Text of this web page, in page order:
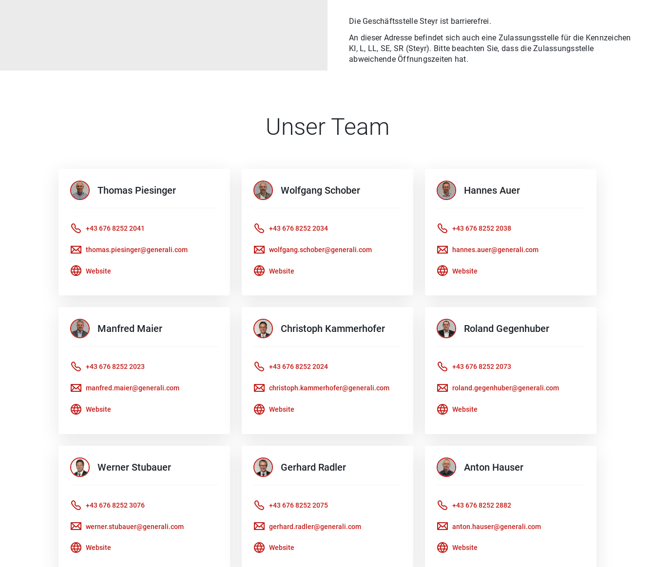
Die Geschäftsstelle Steyrist barrierefrei.
An dieser Adresse befindet sich auch eine Zulassungsstelle für die Kennzeichen
KI, L, LL, SE, SR (Steyr). Bitte beachten Sie, dass die Zulassungsstelle
abweichende Öffnungszeiten hat.
Unser Team
Thomas Piesinger
+43 676 8252 2041
thomas.piesinger@generali.com
Website
Wolfgang Schober
+43 676 8252 2034
wolfgang.schober@generali.com
Website
Hannes Auer
+43 676 8252 2038
hannes.auer@generali.com
Website
Manfred Maier
+43 676 8252 2023
manfred.maier@generali.com
Website
Christoph Kammerhofer
+43 676 8252 2024
christoph.kammerhofer@generali.com
Website
Roland Gegenhuber
+43 676 8252 2073
roland.gegenhuber@generali.com
Website
Werner Stubauer
+43 676 8252 3076
werner.stubauer@generali.com
Website
Gerhard Radler
+43 676 8252 2075
gerhard.radler@generali.com
Website
Anton Hauser
+43 676 8252 2882
anton.hauser@generali.com
Website